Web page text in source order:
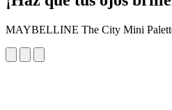
MAYBELLINE The City Mini